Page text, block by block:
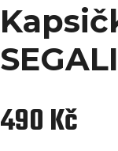
490 Kč